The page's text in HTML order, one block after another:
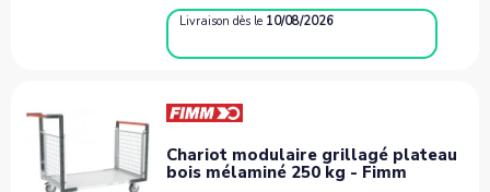
Livraisondès le 10/08/2026
Chariot modulaire grillagé plateau
bois mélaminé 250 kg - Fimm